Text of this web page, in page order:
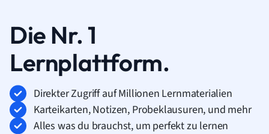
Die Nr. 1
Lernplattform.
Direkter Zugriff auf Millionen Lernmaterialien
Karteikarten, Notizen, Probeklausuren, und mehr
Alles was du brauchst, um perfekt zu lernen